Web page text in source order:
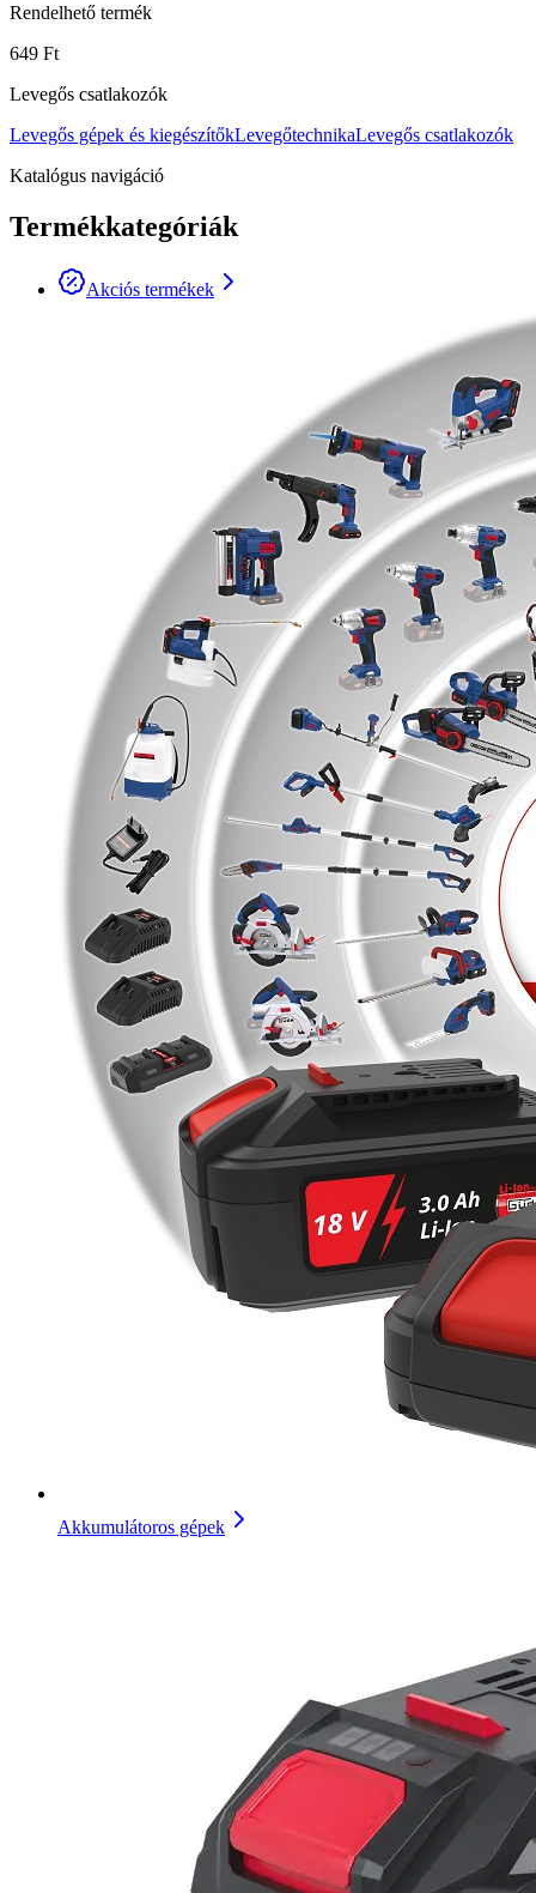
Rendelhető termék
649 Ft
Levegős csatlakozók
Levegős gépek és kiegészítőkLevegőtechnikaLevegős csatlakozók
Katalógus navigáció
Termékkategóriák
Akciós termékek
Akkumulátoros gépek